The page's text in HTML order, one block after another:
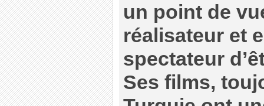
un point de
réalisateur et
spectateur
Ses films,